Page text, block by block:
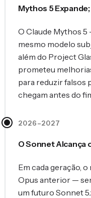
Mythos 5
O Claude Mythos
mesmo modelo
além do Project
prometeu
para reduzir falsos
chegam antes do
2026–2027
O Sonnet Alcança
Em cada geração,
Opus anterior —
um futuro Sonnet